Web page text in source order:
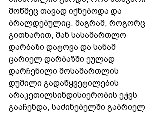
მოწმეც თავად იქნებოდა და
ბრალდებულიც. მაგრამ, როგორც
გითხარით, მან სასამართლო
დარბაზი დატოვა და სანამ
ცარიელ დარბაზში ეულად
დარჩენილი მოსამართლის
დუმილი გადაწყვეტილების
არაკეთილსინდისიერობის ეჭვს
გააჩენდა, საძინებელში გაბრიელ